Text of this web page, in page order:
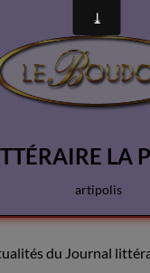
LA
artipolis
du Journal